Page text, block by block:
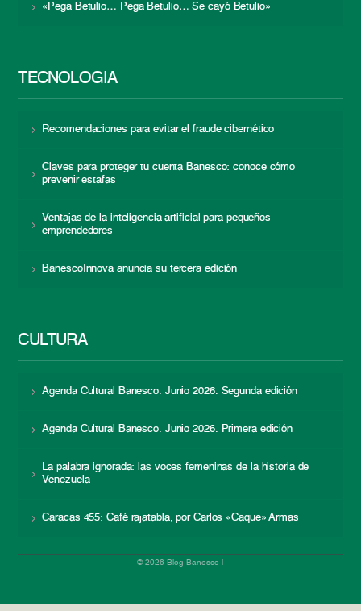
«Pega Betulio… Pega Betulio… Se cayó Betulio»
TECNOLOGÍA
Recomendaciones para evitar el fraude cibernético
Claves para proteger tu cuenta Banesco: conoce cómo
prevenir estafas
Ventajas de la inteligencia artificial para pequeños
emprendedores
BanescoInnova anuncia su tercera edición
CULTURA
Agenda Cultural Banesco. Junio 2026. Segunda edición
Agenda Cultural Banesco. Junio 2026. Primera edición
La palabra ignorada: las voces femeninas de la historia de
Venezuela
Caracas 455: Café rajatabla, por Carlos «Caque» Armas
© 2026 Blog Banesco |